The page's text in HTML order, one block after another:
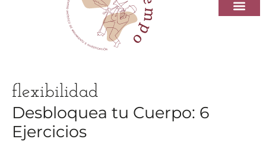
flexibilidad
Desbloquea tu Cuerpo: 6
Ejercicios